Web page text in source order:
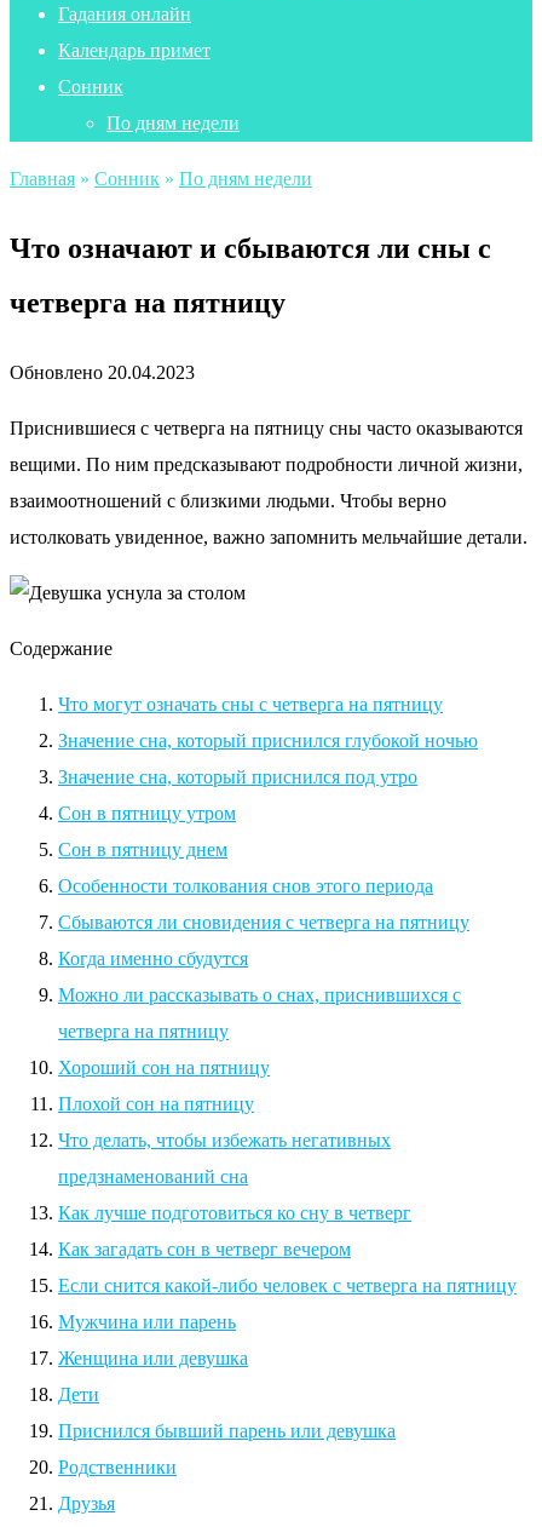
Гадания онлайн
Календарь примет
Сонник
По дням недели
Главная » Сонник » По дням недели
Что означают и сбываются ли сны с
четверга на пятницу
Обновлено 20.04.2023
Приснившиеся с четверга на пятницу сны часто оказываются
вещими. По ним предсказывают подробности личной жизни,
взаимоотношений с близкими людьми. Чтобы верно
истолковать увиденное, важно запомнить мельчайшие детали.
Содержание
Что могут означать сны с четверга на пятницу
Значение сна, который приснился глубокой ночью
Значение сна, который приснился под утро
Сон в пятницу утром
Сон в пятницу днем
Особенности толкования снов этого периода
Сбываются ли сновидения с четверга на пятницу
Когда именно сбудутся
Можно ли рассказывать о снах, приснившихся с
четверга на пятницу
Хороший сон на пятницу
Плохой сон на пятницу
Что делать, чтобы избежать негативных
предзнаменований сна
Как лучше подготовиться ко сну в четверг
Как загадать сон в четверг вечером
Если снится какой-либо человек с четверга на пятницу
Мужчина или парень
Женщина или девушка
Дети
Приснился бывший парень или девушка
Родственники
Друзья